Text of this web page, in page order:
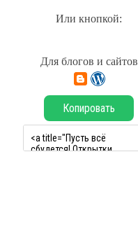
Или кнопкой:
Для блогов и сайтов
Копировать